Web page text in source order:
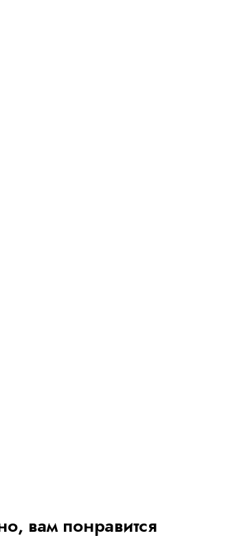
вам понравится